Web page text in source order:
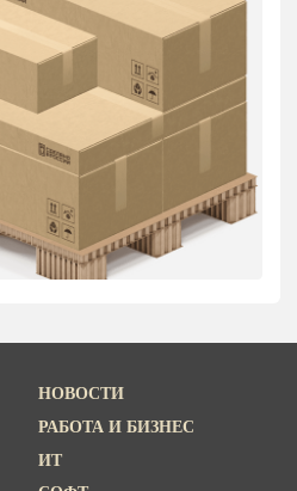
НОВОСТИ
РАБОТА И БИЗНЕС
ИТ